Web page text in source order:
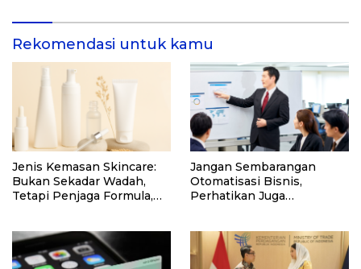
Rekomendasi untuk kamu
Jenis Kemasan Skincare:
Bukan Sekadar Wadah,
Tetapi Penjaga Formula,
Pengguna
Jangan Sembarangan
Otomatisasi Bisnis,
Perhatikan Juga